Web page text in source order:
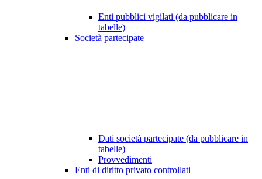
Enti pubblici vigilati (da pubblicare in
tabelle)
Società partecipate
Dati società partecipate (da pubblicare in
tabelle)
Provvedimenti
Enti di diritto privato controllati